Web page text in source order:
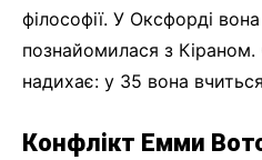
філософії. У Оксфорді
познайомилася з
надихає: у 35 вона
Конфлікт Емми